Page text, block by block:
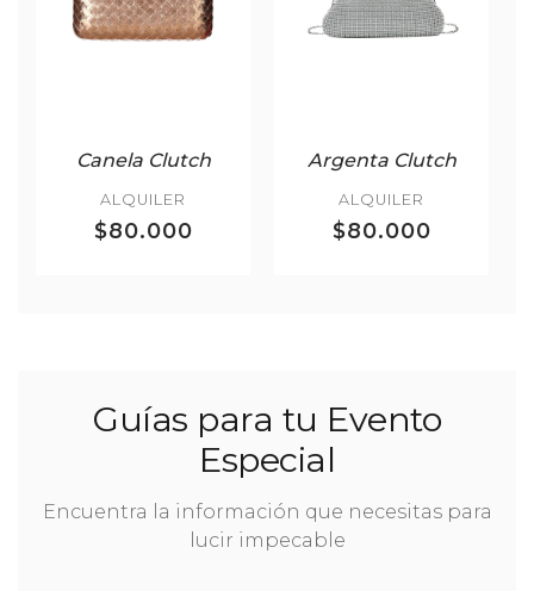
Canela Clutch
ALQUILER
$80.000
Argenta Clutch
ALQUILER
$80.000
Guías para tu Evento
Especial
Encuentra la información que necesitas para
lucir impecable